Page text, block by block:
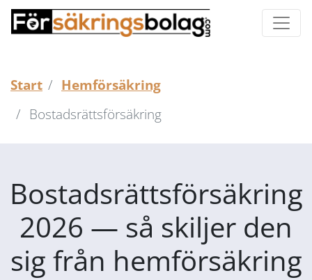
Start
Hemförsäkring
Bostadsrättsförsäkring
Bostadsrättsförsäkring
2026 — så skiljer den
sig från hemförsäkring